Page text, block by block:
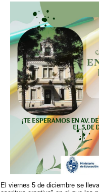
El viernes 5 de diciembre se